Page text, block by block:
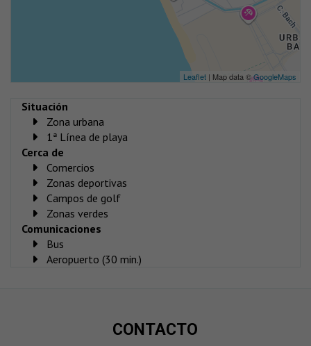
Leaflet | Map data ©GoogleMaps
Situación
Zona urbana
1ª Línea de playa
Cerca de
Comercios
Zonas deportivas
Campos de golf
Zonas verdes
Comunicaciones
Bus
Aeropuerto (30 min.)
CONTACTO